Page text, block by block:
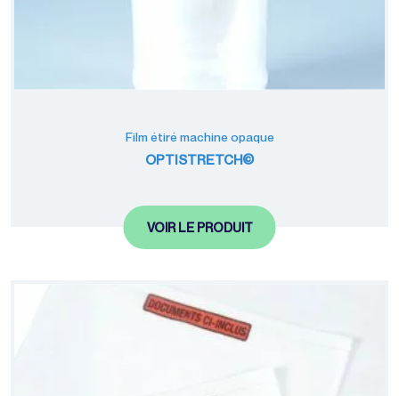
Film étiré machine opaque
OPTISTRETCH©
VOIR LE PRODUIT